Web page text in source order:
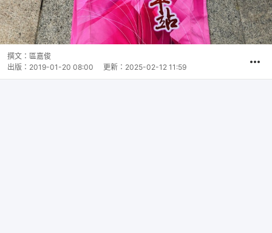
撰文： 區嘉俊
出版： 2019-01-20 08:00 更新： 2025-02-12 11:59